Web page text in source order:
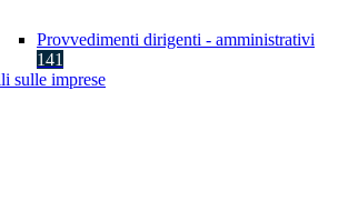
Provvedimenti dirigenti - amministrativi
141
sulle imprese